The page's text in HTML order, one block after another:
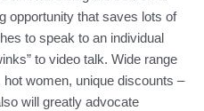
opportunity that saves lots of
to speak to an individual
to video talk. Wide range
women, unique discounts –
will greatly advocate